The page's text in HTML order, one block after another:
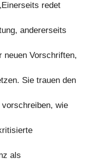
redet
andererseits
neuen Vorschriften,
Sie trauen den
vorschreiben, wie
als